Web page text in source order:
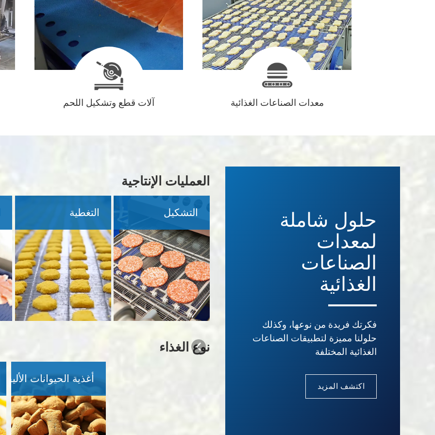
معدات الصناعات الغذائية آلات قطع وتشكيل اللحم
حلول شاملة
لمعدات
الصناعات
الغذائية
فكرتك فريدة من نوعها، وكذلك
حلولنا مميزة لتطبيقات الصناعات
الغذائية المختلفة
اكتشف المزيد
العمليات الإنتاجية
التشكيل التغطية
نوع الغذاء
أغذية الحيوانات الأليفة